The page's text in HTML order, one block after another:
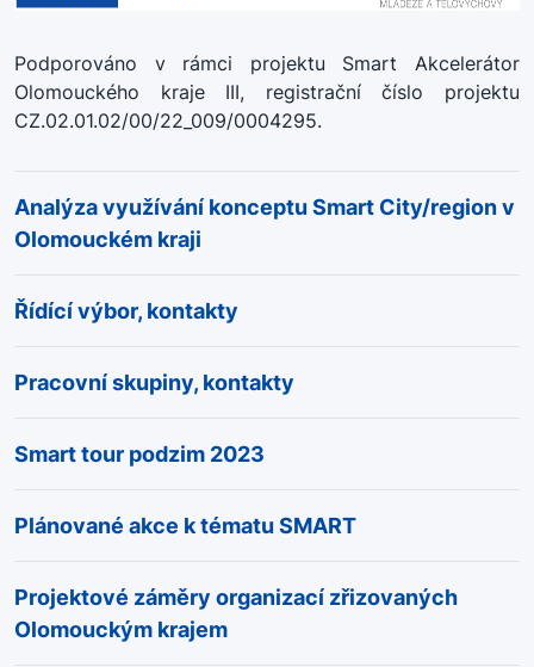
Podporováno v rámci projektu Smart Akcelerátor
Olomouckého kraje III, registrační číslo projektu
CZ.02.01.02/00/22_009/0004295.
Analýza využívání konceptu Smart City/region v
Olomouckém kraji
Řídící výbor, kontakty
Pracovní skupiny, kontakty
Smart tour podzim 2023
Plánované akce k tématu SMART
Projektové záměry organizací zřizovaných
Olomouckým krajem